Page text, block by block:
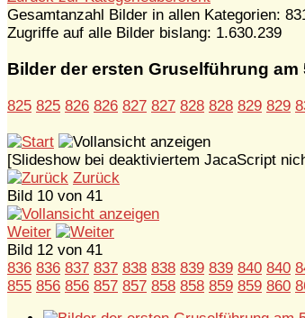
Gesamtanzahl Bilder in allen Kategorien:
Zugriffe auf alle Bilder bislang: 1.630.239
Bilder der ersten Gruselführung am
825 825 826 826 827 827 828 828 829 829
[Slideshow bei deaktiviertem JacaScript
Zurück
Bild 10 von 41
Weiter
Bild 12 von 41
836 836 837 837 838 838 839 839 840 840
855 856 856 857 857 858 858 859 859 860